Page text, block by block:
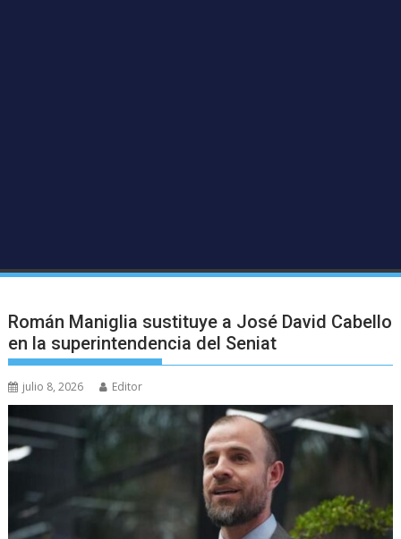
Román Maniglia sustituye a José David Cabello
en la superintendencia del Seniat
julio 8, 2026 Editor